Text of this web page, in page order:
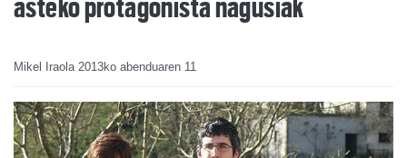
asteko protagonista nagusiak
Mikel Iraola 2013ko abenduaren 11